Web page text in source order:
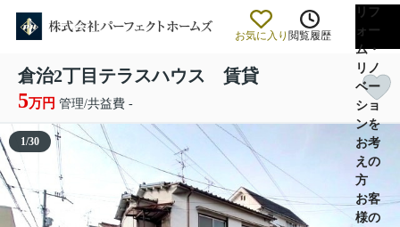
お気に入り 閲覧履歴
リフ
ォー
ム・
リノ
ベー
ショ
ンを
お考
えの
方
お客
様の
倉治2丁目テラスハウス 賃貸
5万円 管理/共益費 -
1/30